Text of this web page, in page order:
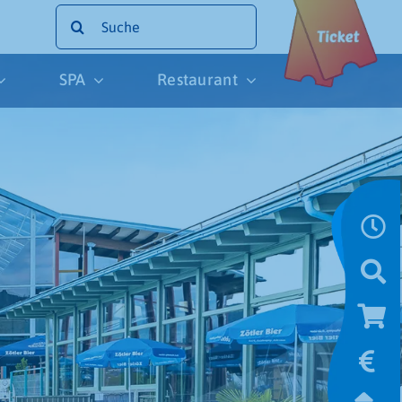
nach:
SPA Restaurant